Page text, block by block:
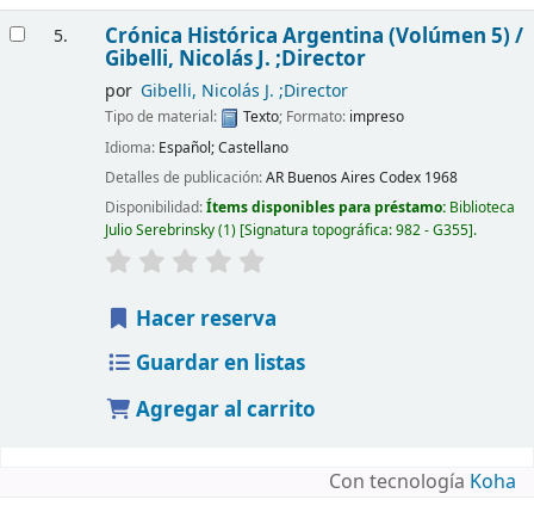
5. Crónica Histórica Argentina (Volúmen 5) /
Gibelli, Nicolás J. ;Director
por Gibelli, Nicolás J. ;Director
Tipo de material: Texto; Formato: impreso
Idioma: Español; Castellano
Detalles de publicación:AR Buenos Aires Codex 1968
Disponibilidad:Ítems disponibles para préstamo: Biblioteca
Julio Serebrinsky(1) Signatura topográfica:982 - G355 .
Hacer reserva
Guardar en listas
Agregar al carrito
Con tecnología Koha